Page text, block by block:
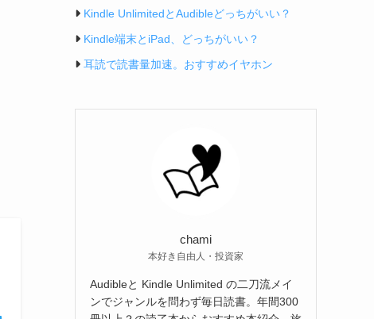
Kindle UnlimitedとAudibleどっちがいい？
Kindle端末とiPad、どっちがいい？
耳読で読書量加速。おすすめイヤホン
chami
本好き自由人・投資家
Audibleと Kindle Unlimited の二刀流メイ
ンでジャンルを問わず毎日読書。年間300